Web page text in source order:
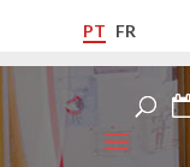
PT FR